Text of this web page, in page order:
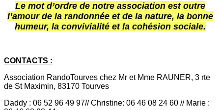
Le mot d’ordre de notre association est outre
l’amour de la randonnée et de la nature, la bonne
humeur, la convivialité et la cohésion sociale.
CONTACTS :
Association RandoTourves chez Mr et Mme RAUNER, 3 rte
de St Maximin, 83170 Tourves
Daddy : 06 52 96 49 97//Christine: 06 46 08 24 60 // Marie :